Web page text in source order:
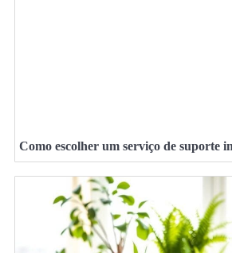
Como escolher um serviço de suporte